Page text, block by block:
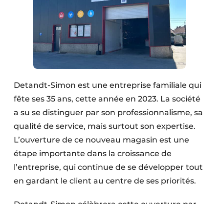
Travaux ferroviaires
Detandt-Simon est une entreprise familiale qui
fête ses 35 ans, cette année en 2023. La société
a su se distinguer par son professionnalisme, sa
qualité de service, mais surtout son expertise.
L’ouverture de ce nouveau magasin est une
étape importante dans la croissance de
l’entreprise, qui continue de se développer tout
en gardant le client au centre de ses priorités.